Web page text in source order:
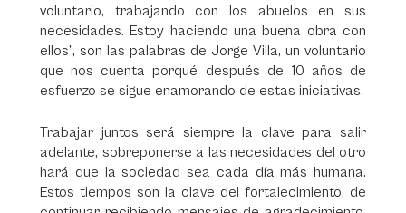
voluntario, trabajando con los abuelos en sus
necesidades. Estoy haciendo una buena obra con
ellos”, son las palabras de Jorge Villa, un voluntario
que nos cuenta porqué después de 10 años de
esfuerzo se sigue enamorando de estas iniciativas.
Trabajar juntos será siempre la clave para salir
adelante, sobreponerse a las necesidades del otro
hará que la sociedad sea cada día más humana.
Estos tiempos son la clave del fortalecimiento, de